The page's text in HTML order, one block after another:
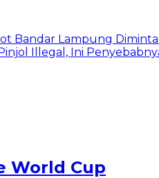
Bandar Lampung
Illegal, Ini
World Cup